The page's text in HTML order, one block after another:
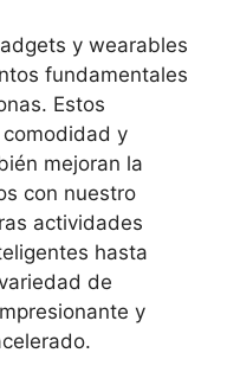
y wearables
fundamentales
Estos
y
mejoran la
con nuestro
actividades
hasta
de
y